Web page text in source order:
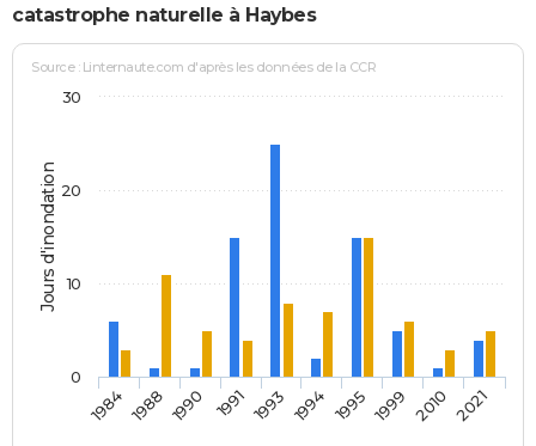
catastrophe naturelle à Haybes
Jours d'inondation
Source : Linternaute.com d'après les données de la CCR
1984 1988 1990 1991 1993 1994 1995 1999 2010 2021
0
10
20
30